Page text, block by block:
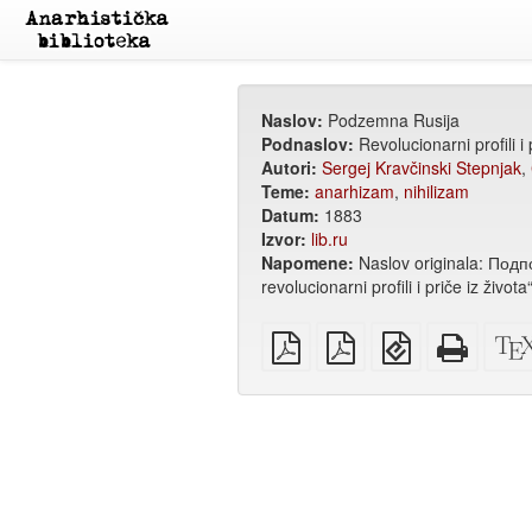
Naslov: Podzemna Rusija
Podnaslov: Revolucionarni profili i
Autori: Sergej Kravčinski Stepnjak,
Teme: anarhizam, nihilizam
Datum: 1883
Izvor: lib.ru
Napomene: Naslov originala:
revolucionarni profili i priče iz
običan
PDF
A4
PDF
EPUB
(za
HTML